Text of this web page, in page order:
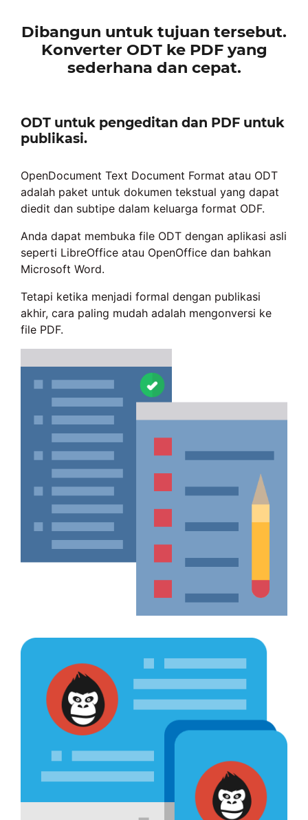
Dibangun untuk tujuan tersebut.
Konverter ODT ke PDF yang
sederhana dan cepat.
ODT untuk pengeditan dan PDF untuk
publikasi.
OpenDocument Text Document Format atau ODT
adalah paket untuk dokumen tekstual yang dapat
diedit dan subtipe dalam keluarga format ODF.
Anda dapat membuka file ODT dengan aplikasi asli
seperti LibreOffice atau OpenOffice dan bahkan
Microsoft Word.
Tetapi ketika menjadi formal dengan publikasi
akhir, cara paling mudah adalah mengonversi ke
file PDF.